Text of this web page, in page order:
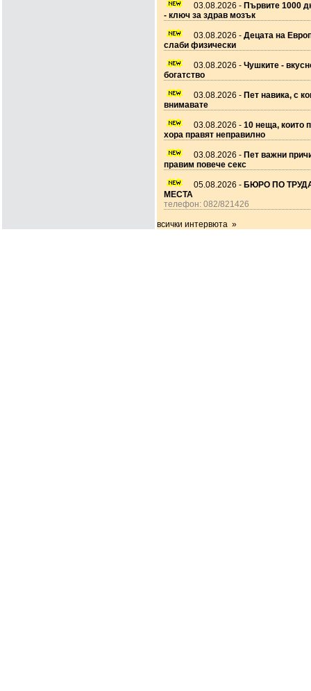
03.08.2026 - Първите 1000
- ключ за здрав мозък
03.08.2026 - Децата на
слаби физически
03.08.2026 - Чушките -
богатство
03.08.2026 - Пет навика, с
внимавате
03.08.2026 - 10 неща, които
хора правят неправилно
03.08.2026 - Пет важни
правим повече секс
05.08.2026 - БЮРО ПО
МЕСТА
телефон: 082/821426
всички интервюта »